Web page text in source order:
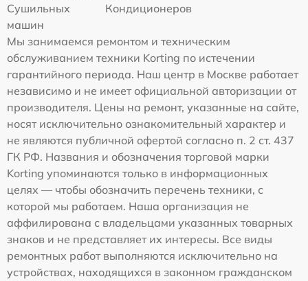
Сушильных
машин
Кондиционеров
Мы занимаемся ремонтом и техническим
обслуживанием техники Korting по истечении
гарантийного периода. Наш центр в Москве работает
независимо и не имеет официальной авторизации от
производителя. Цены на ремонт, указанные на сайте,
носят исключительно ознакомительный характер и
не являются публичной офертой согласно п. 2 ст. 437
ГК РФ. Названия и обозначения торговой марки
Korting упоминаются только в информационных
целях — чтобы обозначить перечень техники, с
которой мы работаем. Наша организация не
аффилирована с владельцами указанных товарных
знаков и не представляет их интересы. Все виды
ремонтных работ выполняются исключительно на
устройствах, находящихся в законном гражданском